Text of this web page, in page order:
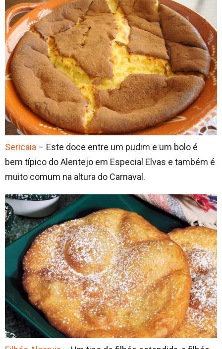
Sericaia – Este doce entre um pudim e um bolo é
bem típico do Alentejo em Especial Elvas e também é
muito comum na altura do Carnaval.